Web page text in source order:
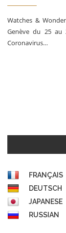
Watches &
Genève du 25 au
Coronavirus…
FRANÇAIS
DEUTSCH
JAPANESE
RUSSIAN